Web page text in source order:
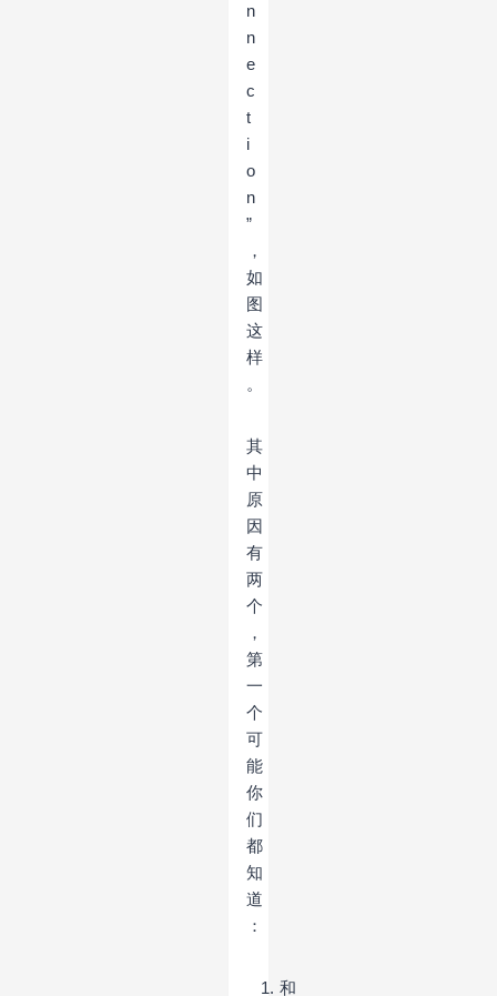
n
n
e
c
t
i
o
n
”
，
如
图
这
样
。
其
中
原
因
有
两
个
，
第
一
个
可
能
你
们
都
知
道
：
和